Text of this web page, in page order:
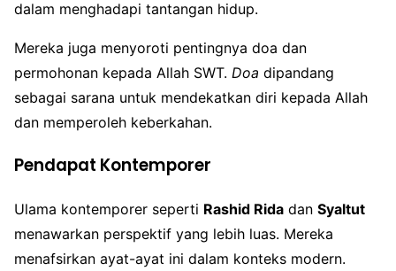
dalam menghadapi tantangan hidup.
Mereka juga menyoroti pentingnya doa dan
permohonan kepada Allah SWT. Doa dipandang
sebagai sarana untuk mendekatkan diri kepada Allah
dan memperoleh keberkahan.
Pendapat Kontemporer
Ulama kontemporer seperti Rashid Rida dan Syaltut
menawarkan perspektif yang lebih luas. Mereka
menafsirkan ayat-ayat ini dalam konteks modern.